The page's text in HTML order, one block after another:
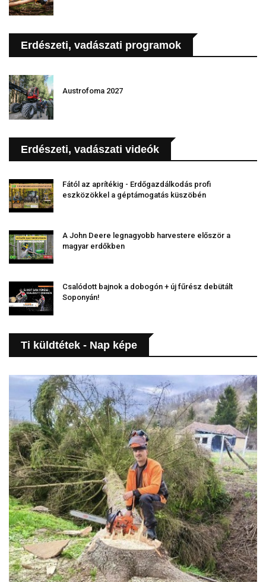
Erdészeti, vadászati programok
Austrofoma 2027
Erdészeti, vadászati videók
Fától az aprítékig - Erdőgazdálkodás profi
eszközökkel a géptámogatás küszöbén
A John Deere legnagyobb harvestere először a
magyar erdőkben
Csalódott bajnok a dobogón + új fűrész debütált
Soponyán!
Ti küldtétek - Nap képe